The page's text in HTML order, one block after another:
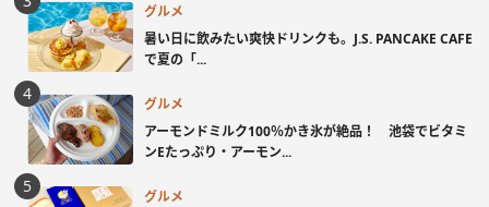
グルメ
暑い日に飲みたい爽快ドリンクも。J.S. PANCAKE CAFE
で夏の「...
グルメ
アーモンドミルク100％かき氷が絶品！ 池袋でビタミ
ンEたっぷり・アーモン...
グルメ